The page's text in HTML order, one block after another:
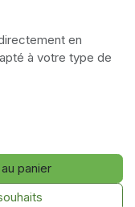
en
à votre type de
panier